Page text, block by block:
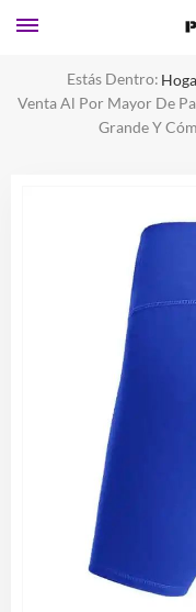
Estás Dentro:
Venta Al Por Mayor De
Grande Y